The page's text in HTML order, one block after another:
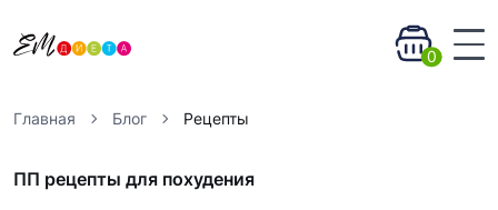
0
Главная Блог Рецепты
ПП рецепты для похудения